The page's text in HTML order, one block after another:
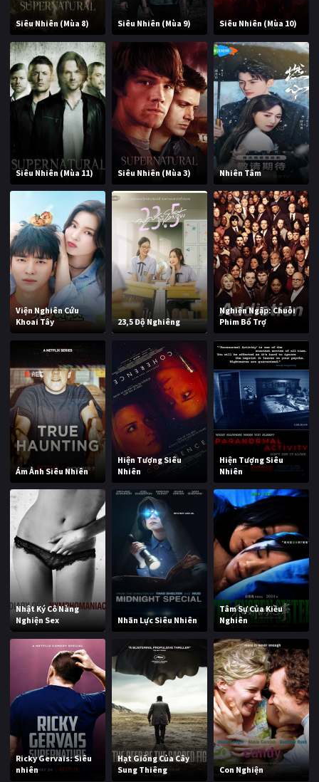
Siêu Nhiên (Mùa 8) Siêu Nhiên (Mùa 9) Siêu Nhiên (Mùa 10)
Siêu Nhiên (Mùa 11) Siêu Nhiên (Mùa 3) Nhiên Tâm
Viện Nghiên Cứu
Khoai Tây
23,5 Độ Nghiêng
Nghiện Ngập: Chuỗi
Phim Bổ Trợ
Ám Ảnh Siêu Nhiên
Hiện Tượng Siêu
Nhiên
Hiện Tượng Siêu
Nhiên
Nhật Ký Cô Nàng
Nghiện Sex
Nhãn Lực Siêu Nhiên
Tâm Sự Của Kiều
Nghiên
Ricky Gervais: Siêu
nhiên
Hạt Giống Của Cây
Sung Thiêng
Con Nghiện